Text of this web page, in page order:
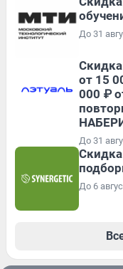
До 31
от 15
000 ₽
До 31
До 6